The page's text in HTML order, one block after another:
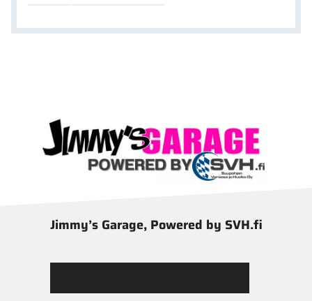
Jimmy’s Garage, Powered by SVH.fi